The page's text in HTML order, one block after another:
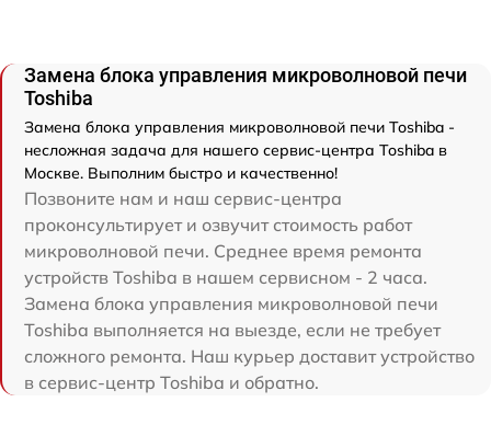
Замена блока управления микроволновой печи
Toshiba
Замена блока управления микроволновой печи Toshiba -
несложная задача для нашего сервис-центра Toshiba в
Москве. Выполним быстро и качественно!
Позвоните нам и наш сервис-центра
проконсультирует и озвучит стоимость работ
микроволновой печи. Среднее время ремонта
устройств Toshiba в нашем сервисном - 2 часа.
Замена блока управления микроволновой печи
Toshiba выполняется на выезде, если не требует
сложного ремонта. Наш курьер доставит устройство
в сервис-центр Toshiba и обратно.